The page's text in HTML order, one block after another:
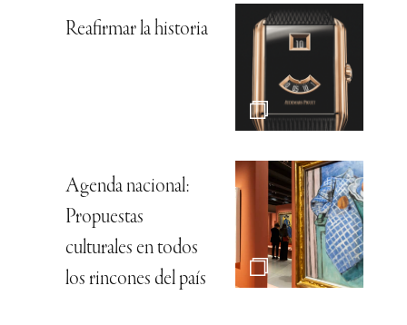
Reafirmar la historia
Agenda nacional:
Propuestas
culturales en todos
los rincones del país